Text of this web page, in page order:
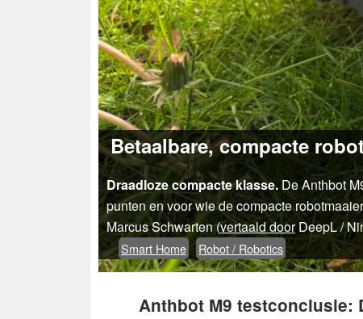
Betaalbare, compacte
Draadloze compacte klasse.De Anthbot
punten en voor wie de compacte
Marcus Schwarten (vertaald doorDeepL /
Smart Home Robot / Robotics
Anthbot M9 testconclusie: